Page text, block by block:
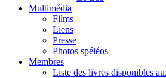
Multimédia
Films
Liens
Presse
Photos spéléos
Membres
Liste des livres disponibles